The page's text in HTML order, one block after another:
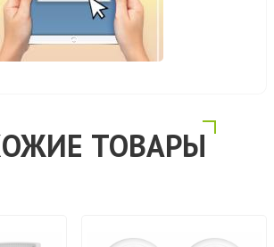
ТОВАРЫ